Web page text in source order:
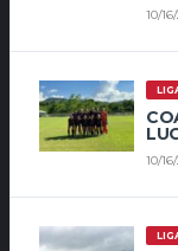
10/
10/